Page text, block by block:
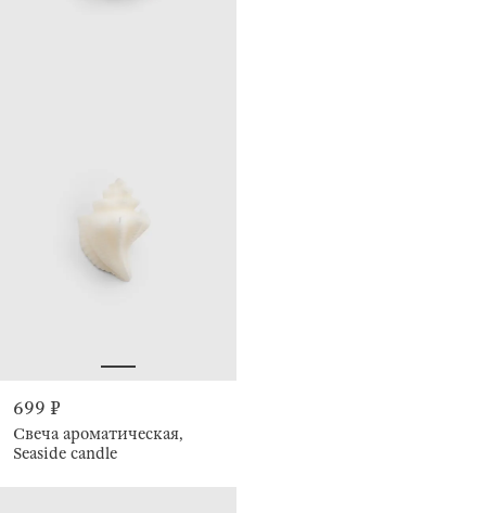
699 ₽
Свеча ароматическая,
Seaside candle